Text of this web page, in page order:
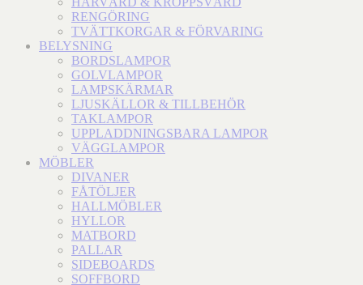
RENGÖRING
TVÄTTKORGAR & FÖRVARING
BELYSNING
BORDSLAMPOR
GOLVLAMPOR
LAMPSKÄRMAR
LJUSKÄLLOR & TILLBEHÖR
TAKLAMPOR
UPPLADDNINGSBARA LAMPOR
VÄGGLAMPOR
MÖBLER
DIVANER
FÅTÖLJER
HALLMÖBLER
HYLLOR
MATBORD
PALLAR
SIDEBOARDS
SOFFBORD